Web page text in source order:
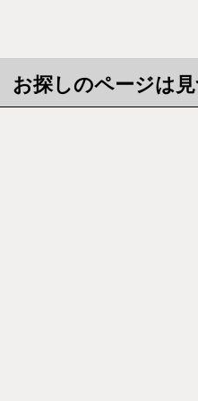
お探しのページは